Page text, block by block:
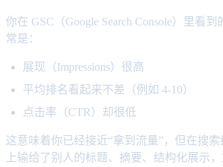
你在 GSC（Google Search Console）里看
常是：
展现（Impressions）很高
平均排名看起来不差（例如 4-10）
点击率（CTR）却很低
这意味着你已经接近“拿到流量”，但在搜索
上输给了别人的标题、摘要、结构化展示